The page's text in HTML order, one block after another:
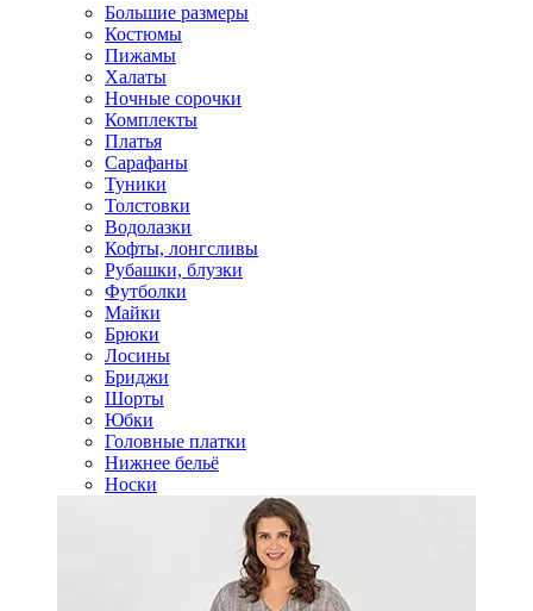
Большие размеры
Костюмы
Пижамы
Халаты
Ночные сорочки
Комплекты
Платья
Сарафаны
Туники
Толстовки
Водолазки
Кофты, лонгсливы
Рубашки, блузки
Футболки
Майки
Брюки
Лосины
Бриджи
Шорты
Юбки
Головные платки
Нижнее бельё
Носки